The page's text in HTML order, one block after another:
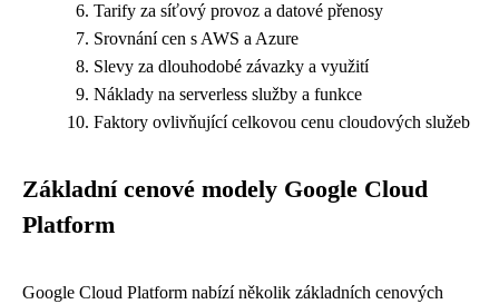
Tarify za síťový provoz a datové přenosy
Srovnání cen s AWS a Azure
Slevy za dlouhodobé závazky a využití
Náklady na serverless služby a funkce
Faktory ovlivňující celkovou cenu cloudových služeb
Základní cenové modely Google Cloud
Platform
Google Cloud Platform nabízí několik základních cenových